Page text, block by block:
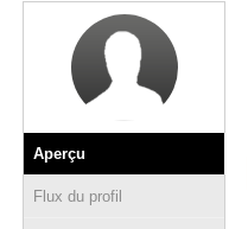
Aperçu
Flux du profil